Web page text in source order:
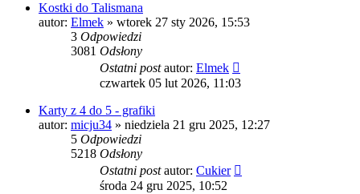
Kostki do Talismana
autor: Elmek » wtorek 27 sty 2026, 15:53
3 Odpowiedzi
3081 Odsłony
Ostatni postautor: Elmek
czwartek 05 lut 2026, 11:03
Karty z 4 do 5 - grafiki
autor: micju34 » niedziela 21 gru 2025, 12:27
5 Odpowiedzi
5218 Odsłony
Ostatni postautor: Cukier
środa 24 gru 2025, 10:52